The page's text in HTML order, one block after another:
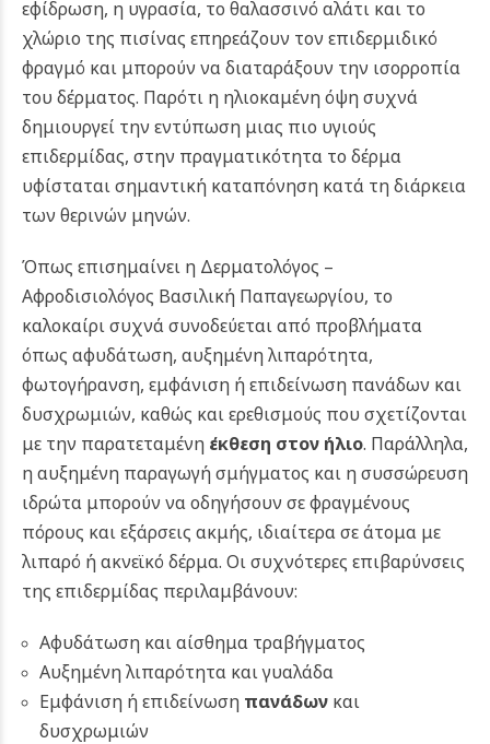
εφίδρωση, η υγρασία, το θαλασσινό αλάτι και το
χλώριο της πισίνας επηρεάζουν τον επιδερμιδικό
φραγμό και μπορούν να διαταράξουν την ισορροπία
του δέρματος. Παρότι η ηλιοκαμένη όψη συχνά
δημιουργεί την εντύπωση μιας πιο υγιούς
επιδερμίδας, στην πραγματικότητα το δέρμα
υφίσταται σημαντική καταπόνηση κατά τη διάρκεια
των θερινών μηνών.
Όπως επισημαίνει η Δερματολόγος –
Αφροδισιολόγος Βασιλική Παπαγεωργίου, το
καλοκαίρι συχνά συνοδεύεται από προβλήματα
όπως αφυδάτωση, αυξημένη λιπαρότητα,
φωτογήρανση, εμφάνιση ή επιδείνωση πανάδων και
δυσχρωμιών, καθώς και ερεθισμούς που σχετίζονται
με την παρατεταμένη έκθεση στον ήλιο. Παράλληλα,
η αυξημένη παραγωγή σμήγματος και η συσσώρευση
ιδρώτα μπορούν να οδηγήσουν σε φραγμένους
πόρους και εξάρσεις ακμής, ιδιαίτερα σε άτομα με
λιπαρό ή ακνεϊκό δέρμα. Οι συχνότερες επιβαρύνσεις
της επιδερμίδας περιλαμβάνουν:
Αφυδάτωση και αίσθημα τραβήγματος
Αυξημένη λιπαρότητα και γυαλάδα
Εμφάνιση ή επιδείνωση πανάδων και
δυσχρωμιών